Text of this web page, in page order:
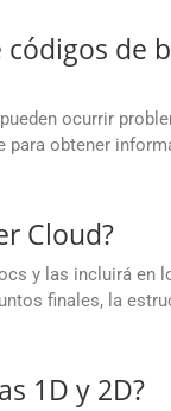
de
ocurrir
obtener
Cloud?
y las incluirá en
finales, la
1D y 2D?